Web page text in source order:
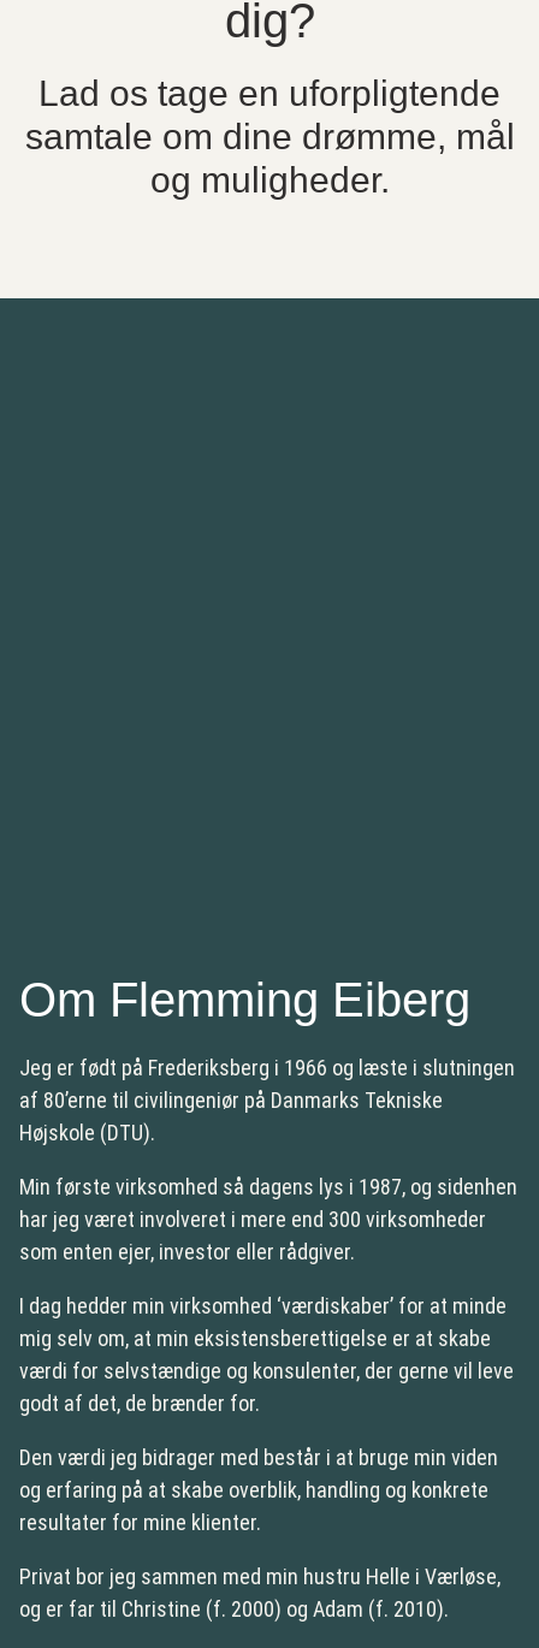
dig?
Lad os tage en uforpligtende
samtale om dine drømme, mål
og muligheder.
Om Flemming Eiberg
Jeg er født på Frederiksberg i 1966 og læste i slutningen
af 80’erne til civilingeniør på Danmarks Tekniske
Højskole (DTU).
Min første virksomhed så dagens lys i 1987, og sidenhen
har jeg været involveret i mere end 300 virksomheder
som enten ejer, investor eller rådgiver.
I dag hedder min virksomhed ‘værdiskaber’ for at minde
mig selv om, at min eksistensberettigelse er at skabe
værdi for selvstændige og konsulenter, der gerne vil leve
godt af det, de brænder for.
Den værdi jeg bidrager med består i at bruge min viden
og erfaring på at skabe overblik, handling og konkrete
resultater for mine klienter.
Privat bor jeg sammen med min hustru Helle i Værløse,
og er far til Christine (f. 2000) og Adam (f. 2010).